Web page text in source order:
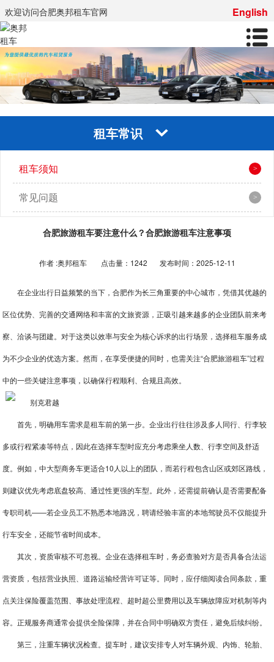
欢迎访问合肥奥邦租车官网 English
租车常识
租车须知
常见问题
合肥旅游租车要注意什么？合肥旅游租车注意事项
作者 :奥邦租车 点击量：1242 发布时间：2025-12-11
在企业出行日益频繁的当下，合肥作为长三角重要的中心城市，凭借其优越的
区位优势、完善的交通网络和丰富的文旅资源，正吸引越来越多的企业团队前来考
察、洽谈与团建。对于这类以效率与安全为核心诉求的出行场景，选择租车服务成
为不少企业的优选方案。然而，在享受便捷的同时，也需关注“合肥旅游租车”过程
中的一些关键注意事项，以确保行程顺利、合规且高效。
首先，明确用车需求是租车前的第一步。企业出行往往涉及多人同行、行李较
多或行程紧凑等特点，因此在选择车型时应充分考虑乘坐人数、行李空间及舒适
度。例如，中大型商务车更适合10人以上的团队，而若行程包含山区或郊区路线，
则建议优先考虑底盘较高、通过性更强的车型。此外，还需提前确认是否需要配备
专职司机——若企业员工不熟悉本地路况，聘请经验丰富的本地驾驶员不仅能提升
行车安全，还能节省时间成本。
其次，资质审核不可忽视。企业在选择租车时，务必查验对方是否具备合法运
营资质，包括营业执照、道路运输经营许可证等。同时，应仔细阅读合同条款，重
点关注保险覆盖范围、事故处理流程、超时超公里费用以及车辆故障应对机制等内
容。正规服务商通常会提供全险保障，并在合同中明确双方责任，避免后续纠纷。
第三，注重车辆状况检查。提车时，建议安排专人对车辆外观、内饰、轮胎、